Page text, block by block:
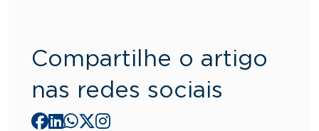
Compartilhe o artigo
nas redes sociais